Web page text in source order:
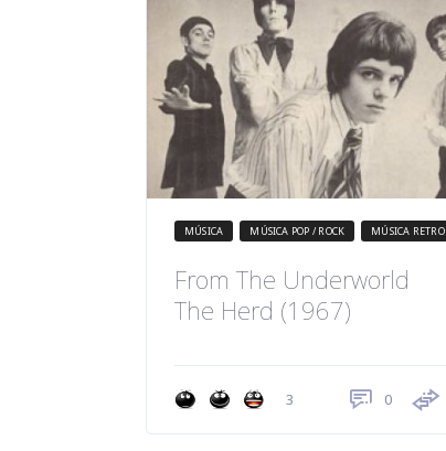
MÚSICA MÚSICA POP / ROCK MÚSICA RETRO
From The Underworld
The Herd (1967)
3 0